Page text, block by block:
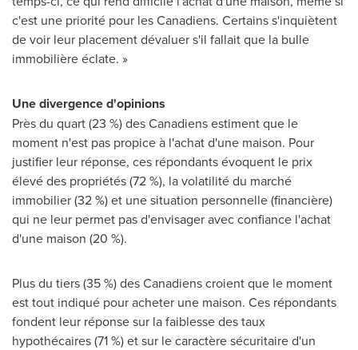
c'est une priorité pour les Canadiens. Certains s'inquiètent
de voir leur placement dévaluer s'il fallait que la bulle
immobilière éclate. »
Une divergence d'opinions
Près du quart (23 %) des Canadiens estiment que le
moment n'est pas propice à l'achat d'une maison. Pour
justifier leur réponse, ces répondants évoquent le prix
élevé des propriétés (72 %), la volatilité du marché
immobilier (32 %) et une situation personnelle (financière)
qui ne leur permet pas d'envisager avec confiance l'achat
d'une maison (20 %).
Plus du tiers (35 %) des Canadiens croient que le moment
est tout indiqué pour acheter une maison. Ces répondants
fondent leur réponse sur la faiblesse des taux
hypothécaires (71 %) et sur le caractère sécuritaire d'un